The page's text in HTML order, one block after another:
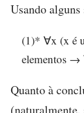
Usando
(1)* ∀x (x é
elementos
Quanto à
(naturalmente,